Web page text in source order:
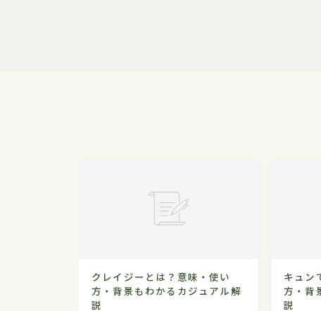
クレイジーとは？意味・使い
方・背景もわかるカジュアル解
説
キュン
方・背
説